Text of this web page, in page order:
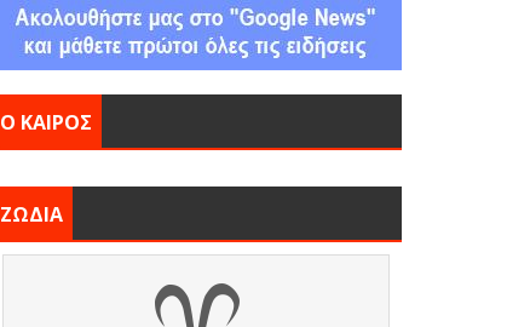
Ο ΚΑΙΡΟΣ
ΖΩΔΙΑ